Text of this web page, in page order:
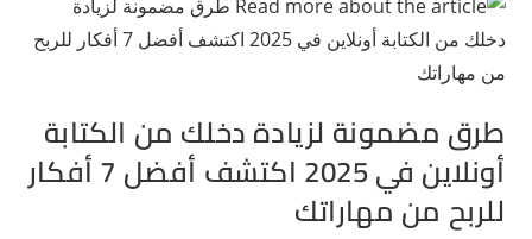
طرق مضمونة لزيادة دخلك من الكتابة
أونلاين في 2025 اكتشف أفضل 7 أفكار
للربح من مهاراتك